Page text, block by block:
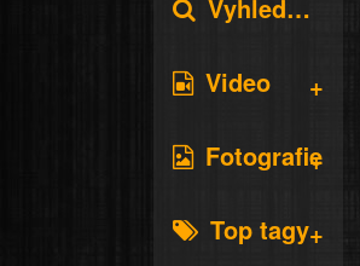
Vyhledávání
Video
Fotografie
Top tagy